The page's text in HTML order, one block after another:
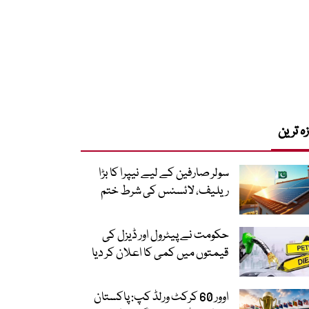
ترین
سولر صارفین کے لیے نیپرا کا بڑا
ریلیف، لائسنس کی شرط ختم
حکومت نے پیٹرول اور ڈیزل کی
قیمتوں میں کمی کا اعلان کر دیا
اوور 60 کرکٹ ورلڈ کپ: پاکستان